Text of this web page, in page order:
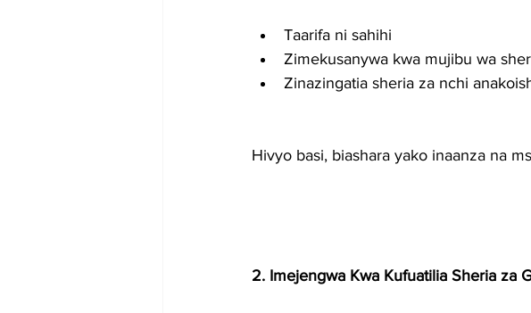
Taarifa ni sahihi
Zimekusanywa kwa mujibu wa
Zinazingatia sheria za nchi
Hivyo basi, biashara yako inaanza na
2. Imejengwa Kwa Kufuatilia Sheria za